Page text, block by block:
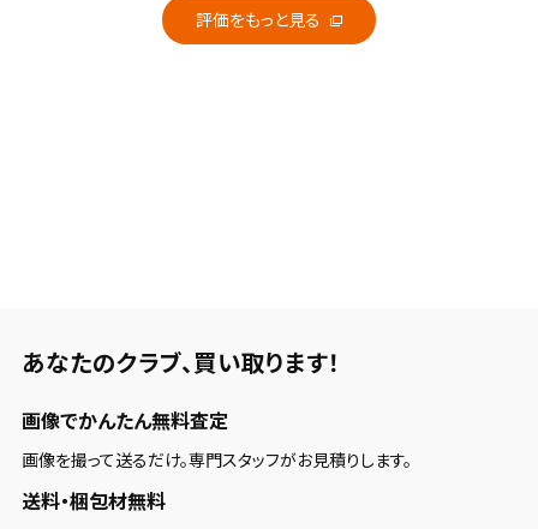
け継いだクラブです。
グースは強いです。ヘッド長は長いので構えた時の安心感はあり
デザインは従来のゼクシオっぽさはなくなった気がしますが、いい
デザインに仕上がっていると思います。
評価をもっと見る
あなたのクラブ、 買い取ります！
画像でかんたん無料査定
画像を撮って送るだけ。専門スタッフがお見積りします。
送料・梱包材無料